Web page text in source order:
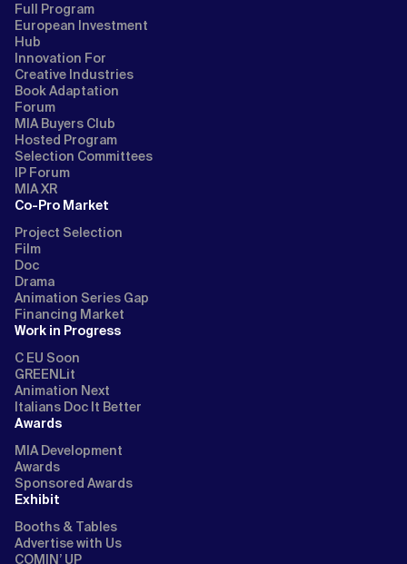
Full Program
European Investment
Hub
Innovation For
Creative Industries
Book Adaptation
Forum
MIA Buyers Club
Hosted Program
Selection Committees
IP Forum
MIA XR
Co-Pro Market
Project Selection
Film
Doc
Drama
Animation Series Gap
Financing Market
Work in Progress
C EU Soon
GREENLit
Animation Next
Italians Doc It Better
Awards
MIA Development
Awards
Sponsored Awards
Exhibit
Booths & Tables
Advertise with Us
COMIN’ UP